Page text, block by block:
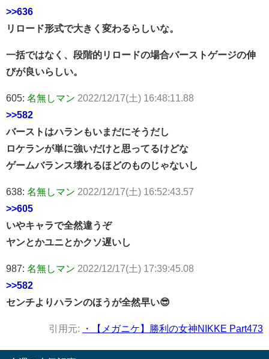
>>636
リロード形式で大きく変わるらしいな。
一括ではなく、段階的リロードの場合バーストゲージの伸
びが良いらしい。
605: 名無しマン 2022/12/17(土) 16:48:11.88
>>582
バーストはハランもいまだにそうだし
ロケランが単に強いだけと思ってるけどな
ゲームバランス壊れるほどのものじゃないし
638: 名無しマン 2022/12/17(土) 16:52:43.57
>>605
いやキャラで全然違うぞ
ヤンとかユニとかクソ遅いし
987: 名無しマン 2022/12/17(土) 17:39:45.08
>>582
センチよりハランのほうが全然早い😎
引用元: ・【メガニケ】勝利の女神NIKKE Part473